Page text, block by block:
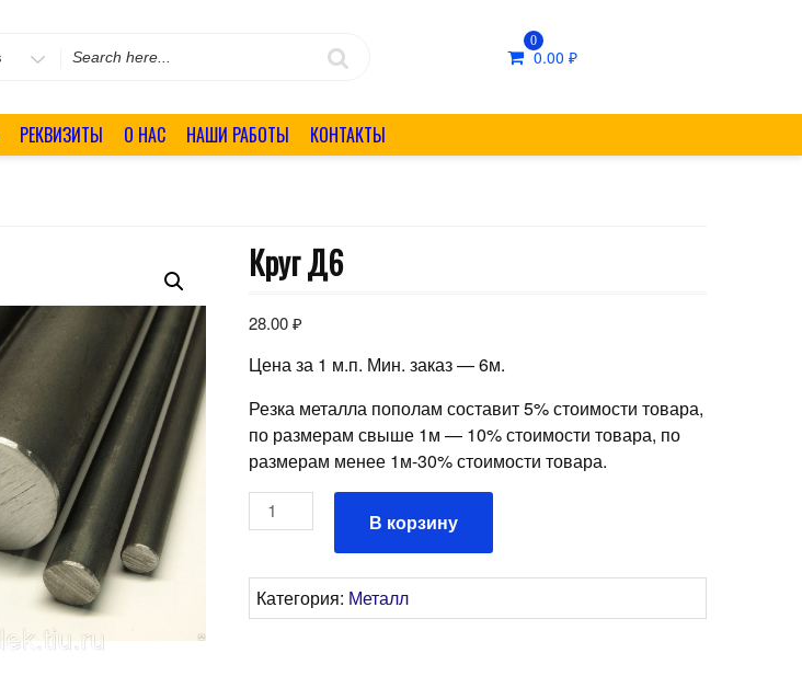
0
0.00₽
РЕКВИЗИТЫ О НАС НАШИ РАБОТЫ КОНТАКТЫ
Круг Д6
28.00₽
Цена за 1 м.п. Мин. заказ — 6м.
Резка металла пополам составит 5% стоимости товара,
по размерам свыше 1м — 10% стоимости товара, по
размерам менее 1м-30% стоимости товара.
Количество
товара
Д6
В корзину
Категория: Металл